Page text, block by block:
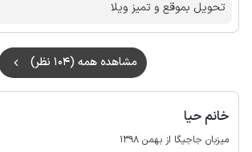
تحویل بموقع و تمیز ویلا
مشاهده همه (104 نظر)
خانم حیا
میزبان جاجیگا از بهمن 1398